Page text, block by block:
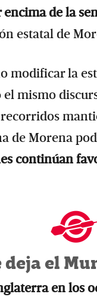
de la
estatal de
modificar la
mismo
de Morena
continúan
deja el
en los